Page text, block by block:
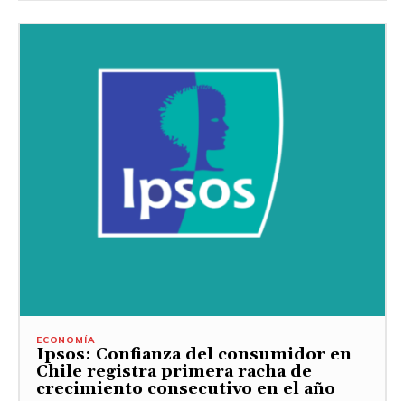
ECONOMÍA
Ipsos: Confianza del consumidor en
Chile registra primera racha de
crecimiento consecutivo en el año